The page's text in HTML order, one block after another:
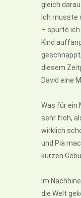
gleich
Ich musste
– spürte
Kind
diesem
David eine
Was für ein
sehr froh,
wirklich
und Pia
kurzen
Im
die Welt